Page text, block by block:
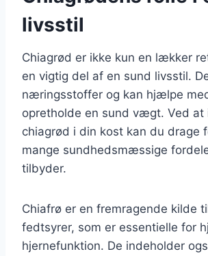
livsstil
Chiagrød er ikke kun en lækker
en vigtig del af en sund livsstil.
næringsstoffer og kan hjælpe
opretholde en sund vægt. Ved at
chiagrød i din kost kan du drage
mange sundhedsmæssige
tilbyder.
Chiafrø er en fremragende kilde
fedtsyrer, som er essentielle for
hjernefunktion. De indeholder